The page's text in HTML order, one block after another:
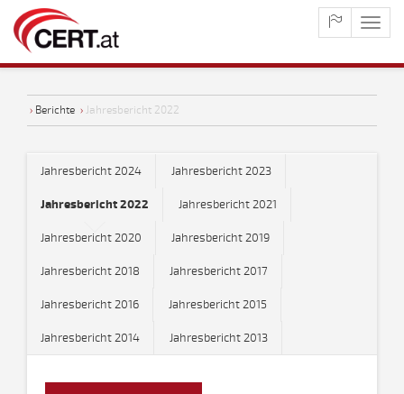
› Berichte › Jahresbericht 2022
Jahresbericht 2024 Jahresbericht 2023
Jahresbericht 2022 Jahresbericht 2021
Jahresbericht 2020 Jahresbericht 2019
Jahresbericht 2018 Jahresbericht 2017
Jahresbericht 2016 Jahresbericht 2015
Jahresbericht 2014 Jahresbericht 2013